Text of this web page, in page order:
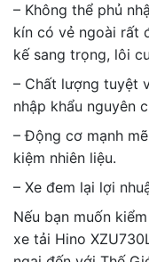
– Không thể phủ
kín có vẻ ngoài rất
kế sang trọng, lôi
– Chất lượng tuyệt
nhập khẩu nguyên
– Động cơ mạnh
kiệm nhiên liệu.
– Xe đem lại lợi
Nếu bạn muốn
xe tải Hino